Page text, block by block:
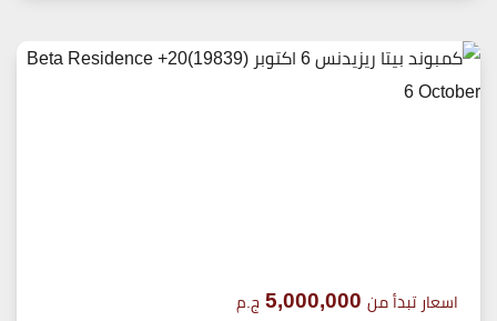
اسعار تبدأ من 5,000,000 ج.م